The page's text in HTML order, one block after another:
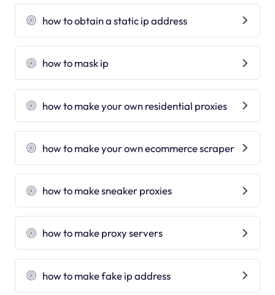
how to obtain a static ip address
how to mask ip
how to make your own residential proxies
how to make your own ecommerce scraper
how to make sneaker proxies
how to make proxy servers
how to make fake ip address